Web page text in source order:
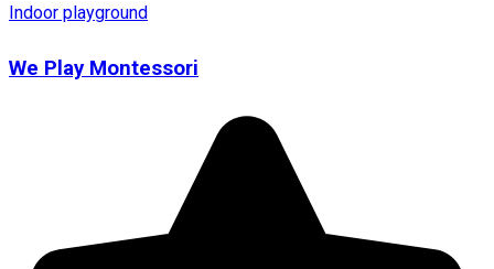
Indoor playground
We Play Montessori